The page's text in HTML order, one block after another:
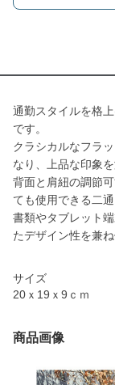
通勤スタイルを格
です。
クラシカルなフラ
なり、上品な印象を
背面と肩紐の調節
ても使用できる二
書類やタブレット
たデザイン性を兼
サイズ
20ｘ19ｘ9ｃｍ
商品画像